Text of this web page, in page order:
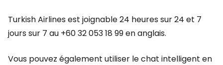
Turkish Airlines est joignable 24 heures sur 24 et 7
jours sur 7 au +60 32 053 18 99 en anglais.
Vous pouvez également utiliser le chat intelligent en